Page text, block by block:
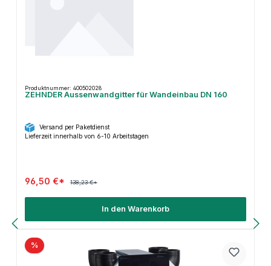
Produktnummer: 400502028
ZEHNDER Aussenwandgitter für Wandeinbau DN 160
Versand per Paketdienst
Lieferzeit innerhalb von 6-10 Arbeitstagen
96,50 €* 138,23 €*
In den Warenkorb
%